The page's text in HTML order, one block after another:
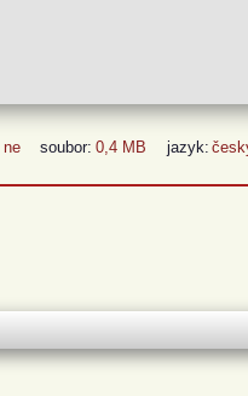
ne soubor: 0,4 MB jazyk: